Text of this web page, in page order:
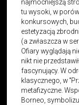
najmocniejszą
tu wysoki, w
konkursowych,
estetyzacją
(a zwłaszcza w
Ofiary wyglądają
nikt nie
fascynujący. W
klasycznego, w
metafizyczne.
Borneo,